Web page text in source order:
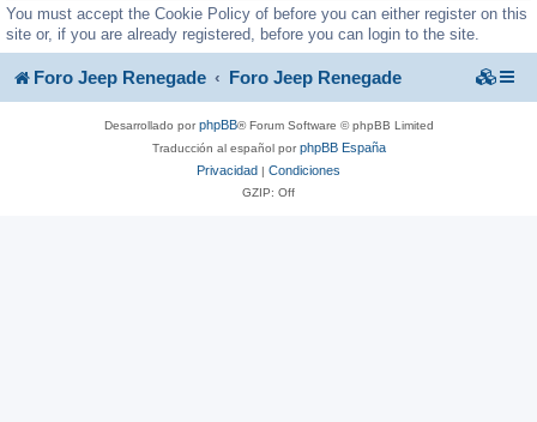
You must accept the Cookie Policy of before you can either register on this
site or, if you are already registered, before you can login to the site.
Foro Jeep Renegade Foro Jeep Renegade
Desarrollado porphpBB® Forum Software © phpBB Limited
Traducción al español porphpBB España
Privacidad | Condiciones
GZIP: Off